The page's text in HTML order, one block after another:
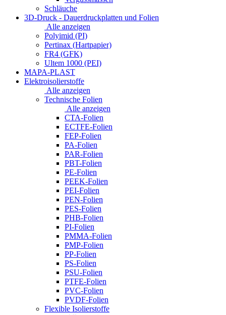
Schläuche
3D-Druck - Dauerdruckplatten und Folien
Alle anzeigen
Polyimid (PI)
Pertinax (Hartpapier)
FR4 (GFK)
Ultem 1000 (PEI)
MAPA-PLAST
Elektroisolierstoffe
Alle anzeigen
Technische Folien
Alle anzeigen
CTA-Folien
ECTFE-Folien
FEP-Folien
PA-Folien
PAR-Folien
PBT-Folien
PE-Folien
PEEK-Folien
PEI-Folien
PEN-Folien
PES-Folien
PHB-Folien
PI-Folien
PMMA-Folien
PMP-Folien
PP-Folien
PS-Folien
PSU-Folien
PTFE-Folien
PVC-Folien
PVDF-Folien
Flexible Isolierstoffe